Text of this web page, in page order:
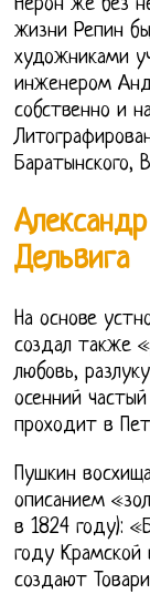
Нерон же без
жизни Репин
художниками
инженером
собственно и
Баратынского,
Дельвига
На основе
создал также
любовь,
осенний
проходит в
Пушкин
описанием
в 1824 году):
году
создают